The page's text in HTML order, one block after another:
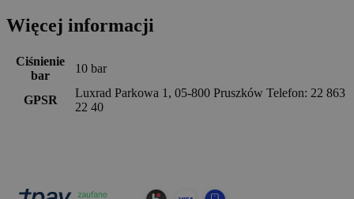
Więcej informacji
Ciśnienie
bar
10 bar
GPSR
Luxrad Parkowa 1, 05-800 Pruszków Telefon: 22 863
22 40